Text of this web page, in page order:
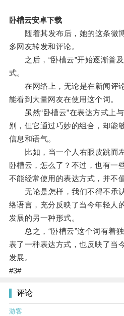
卧槽云安卓下载
随着其发布后，她的这条微
多网友转发和评论。
之后，“卧槽云”开始逐渐普及
式。
在网络上，无论是在新闻评
能看到大量网友在使用这个词。
虽然“卧槽云”在表达方式上与
别，但它通过巧妙的组合，却能
信息和语气。
比如，当一个人右眼皮跳而左
卧槽云，怎么了？不过，也有一
不能经常使用的表达方式，并不
无论是怎样，我们不得不承认
络语言，充分反映了当今年轻人
发展的另一种形式。
总之，“卧槽云”这个词有着独
表了一种表达方式，也反映了当
发展。
#3#
评论
游客